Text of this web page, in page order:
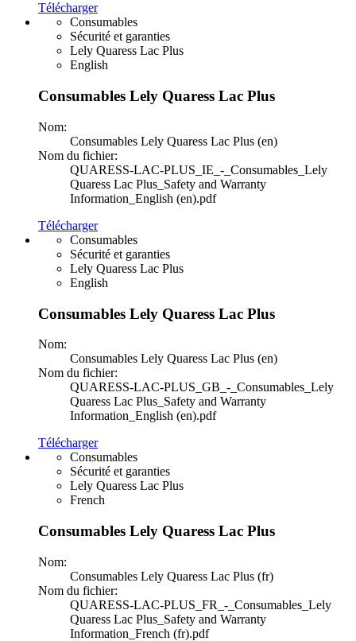
Télécharger
Consumables
Sécurité et garanties
Lely Quaress Lac Plus
English
Consumables Lely Quaress Lac Plus
Nom:
Consumables Lely Quaress Lac Plus (en)
Nom du fichier:
QUARESS-LAC-PLUS_IE_-_Consumables_Lely
Quaress Lac Plus_Safety and Warranty
Information_English (en).pdf
Télécharger
Consumables
Sécurité et garanties
Lely Quaress Lac Plus
English
Consumables Lely Quaress Lac Plus
Nom:
Consumables Lely Quaress Lac Plus (en)
Nom du fichier:
QUARESS-LAC-PLUS_GB_-_Consumables_Lely
Quaress Lac Plus_Safety and Warranty
Information_English (en).pdf
Télécharger
Consumables
Sécurité et garanties
Lely Quaress Lac Plus
French
Consumables Lely Quaress Lac Plus
Nom:
Consumables Lely Quaress Lac Plus (fr)
Nom du fichier:
QUARESS-LAC-PLUS_FR_-_Consumables_Lely
Quaress Lac Plus_Safety and Warranty
Information_French (fr).pdf